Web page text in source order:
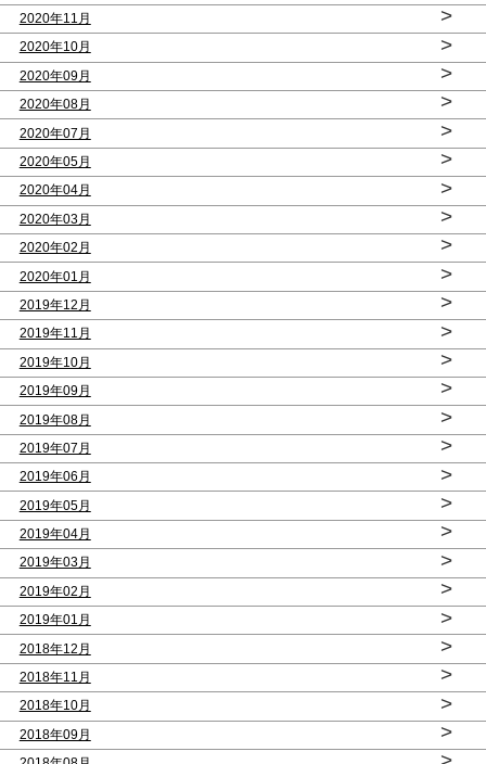
2020年11月 >
2020年10月 >
2020年09月 >
2020年08月 >
2020年07月 >
2020年05月 >
2020年04月 >
2020年03月 >
2020年02月 >
2020年01月 >
2019年12月 >
2019年11月 >
2019年10月 >
2019年09月 >
2019年08月 >
2019年07月 >
2019年06月 >
2019年05月 >
2019年04月 >
2019年03月 >
2019年02月 >
2019年01月 >
2018年12月 >
2018年11月 >
2018年10月 >
2018年09月 >